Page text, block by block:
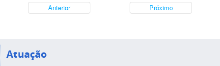
Anterior Próximo
Atuação